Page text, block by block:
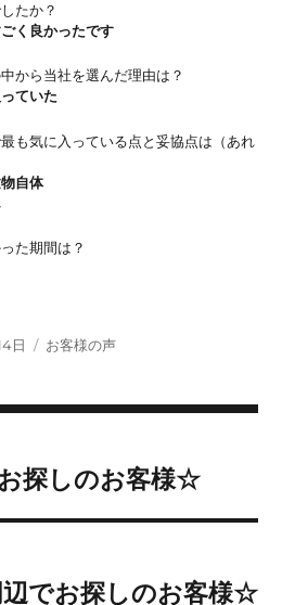
たか？
く良かったです
から当社を選んだ理由は？
ていた
も気に入っている点と妥協点は（あれ
自体
た期間は？
日
カ
リ
お客様の声
探しのお客様☆
でお探しのお客様☆